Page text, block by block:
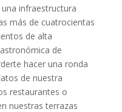
infraestructura
más de cuatrocientas
de alta
de
hacer una ronda
de nuestra
restaurantes o
nuestras terrazas